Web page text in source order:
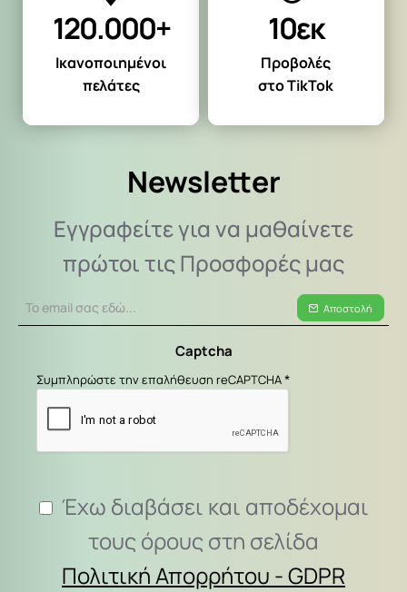
120.000+
Ικανοποιημένοι
πελάτες
10εκ
Προβολές
στο TikTok
Newsletter
Εγγραφείτε για να μαθαίνετε
πρώτοι τις Προσφορές μας
email
Αποστολή
Captcha
Συμπληρώστε την επαλήθευση reCAPTCHA
Έχω διαβάσει και αποδέχομαι
τους όρους στη σελίδα
Πολιτική Απορρήτου - GDPR